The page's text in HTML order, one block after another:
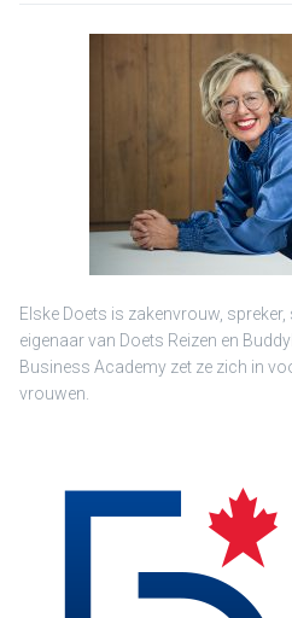
Elske Doets is zakenvrouw,
eigenaar van Doets Reizen en
Business Academy zet ze zich in
vrouwen.